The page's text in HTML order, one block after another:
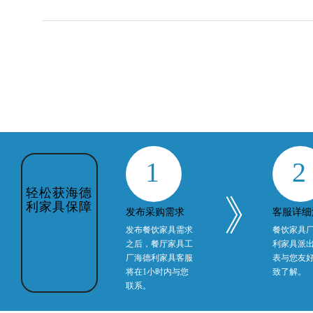
1
发布采购需求
发布餐饮家具需求
之后，餐厅家具工
厂海德利家具客服
将在1小时内与您
联系。
》
2
客服详
餐饮家具
利家具派
表与您友
致了解。